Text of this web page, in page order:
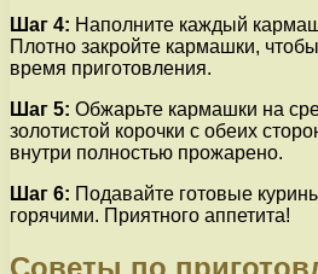
Шаг 4: Наполните каждый
Плотно закройте кармашки,
время приготовления.
Шаг 5: Обжарьте кармашки на
золотистой корочки с обеих
внутри полностью прожарено.
Шаг 6: Подавайте готовые
горячими. Приятного аппетита!
Советы по